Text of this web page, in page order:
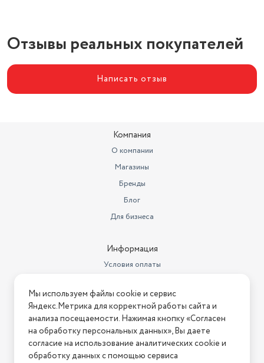
Отзывы реальных покупателей
Написать отзыв
Компания
О компании
Магазины
Бренды
Блог
Для бизнеса
Информация
Условия оплаты
Условия возврата
Нашли ошибку на сайте? Напишите нам
2026 © Интернет-магазин "АстМаркет". У нас есть всё!
Мы используем файлы cookie и сервис
Яндекс.Метрика для корректной работы сайта и
анализа посещаемости. Нажимая кнопку «Согласен
на обработку персональных данных», Вы даете
согласие на использование аналитических cookie и
обработку данных с помощью сервиса